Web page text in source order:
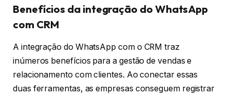
Benefícios da integração do WhatsApp
com CRM
A integração do WhatsApp com o CRM traz
inúmeros benefícios para a gestão de vendas e
relacionamento com clientes. Ao conectar essas
duas ferramentas, as empresas conseguem registrar